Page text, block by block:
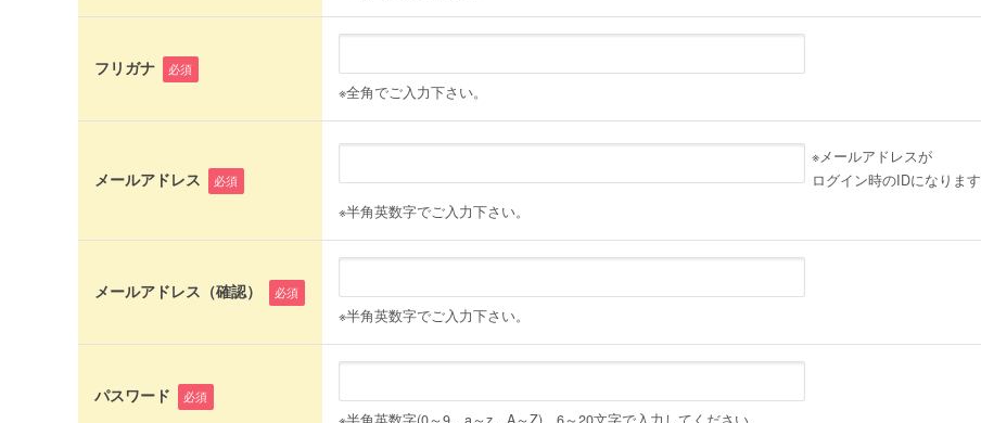
フリガナ 必須
※全角でご入力下さい。
メールアドレス 必須
※メールアドレスが
ログイン時のIDになります
※半角英数字でご入力下さい。
メールアドレス（確認） 必須
※半角英数字でご入力下さい。
パスワード 必須